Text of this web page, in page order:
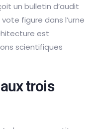
un bulletin d’audit
figure dans l’urne
est
scientifiques
trois